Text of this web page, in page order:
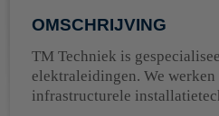
OMSCHRIJVING
TM Techniek is
elektraleidingen. We
infrastructurele